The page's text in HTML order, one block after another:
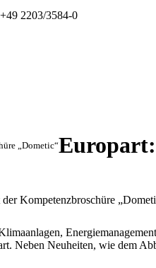
2203/3584-0
„Dometic“Europart:
Kompetenzbroschüre
Neben Neuheiten, wie dem